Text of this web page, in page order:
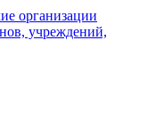
организации
учреждений,